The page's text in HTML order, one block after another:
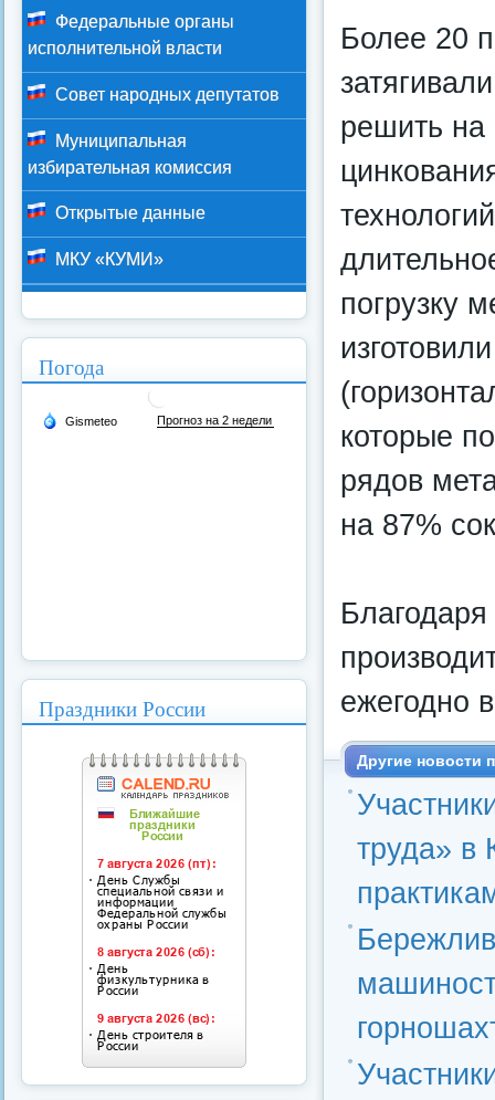
Более 20
решить на
погрузку
которые
рядов
на 87%
ежегодно
Другие новости
труда» в
Федеральные органы
исполнительной власти
Совет народных депутатов
Муниципальная
избирательная комиссия
Открытые данные
МКУ «КУМИ»
Погода
Праздники России